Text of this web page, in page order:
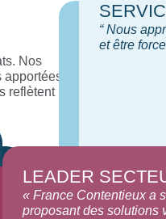
Nos
reflètent
LEADER
« France Contentieux a
proposant des solutions
“ Nous
et être